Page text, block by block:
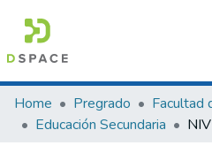
Communities & Collections
All of DSpace
Home Pregrado
Educación Secundaria